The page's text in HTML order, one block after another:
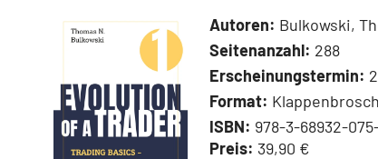
Autoren: Bulkowski,
Seitenanzahl: 288
Erscheinungstermin:
Format:
ISBN: 978-3-68932-
Preis: 39,90 €